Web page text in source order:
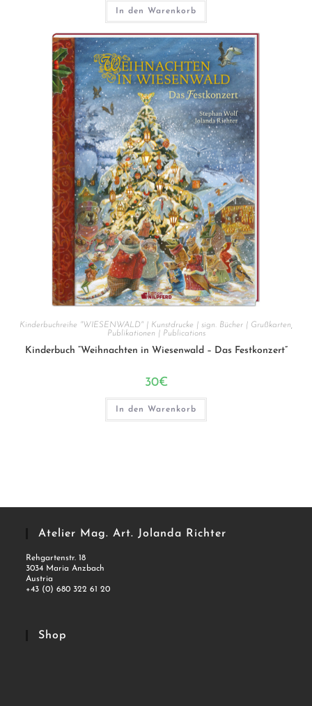
In den Warenkorb
Kinderbuchreihe "WIESENWALD" | Kunstdrucke | sign. Bücher | Grußkarten
Publikationen | Publications
Kinderbuch “Weihnachten in Wiesenwald – Das Festkonzert”
30€
In den Warenkorb
Atelier Mag. Art. Jolanda Richter
Rehgartenstr. 18
3034 Maria Anzbach
Austria
+43 (0) 680 322 61 20
Shop